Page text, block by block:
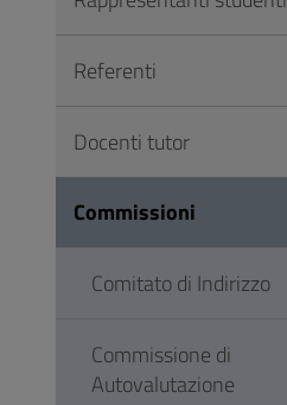
FooterReferenti
Docenti tutor
Commissioni
Comitato di Indirizzo
Commissione di
Autovalutazione